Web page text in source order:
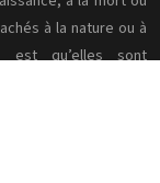
à la nature ou à
est qu’elles sont